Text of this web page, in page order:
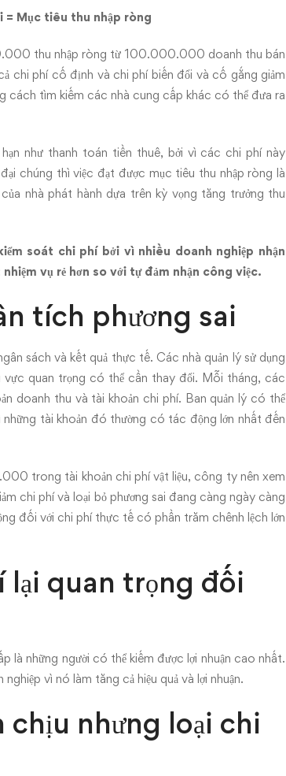
= Mục tiêu thu nhập ròng
thu nhập ròng từ 100.000.000 doanh thu bán
chi phí cố định và chi phí biến đổi và cố gắng giảm
cách tìm kiếm các nhà cung cấp khác có thể đưa ra
như thanh toán tiền thuê, bởi vì các chi phí này
chúng thì việc đạt được mục tiêu thu nhập ròng là
nhà phát hành dựa trên kỳ vọng tăng trưởng thu
soát chi phí bởi vì nhiều doanh nghiệp nhận
vụ rẻ hơn so với tự đảm nhận công việc.
tích phương sai
sách và kết quả thực tế. Các nhà quản lý sử dụng
quan trọng có thể cần thay đổi. Mỗi tháng, các
doanh thu và tài khoản chi phí. Ban quản lý có thể
tài khoản đó thường có tác động lớn nhất đến
trong tài khoản chi phí vật liệu, công ty nên xem
chi phí và loại bỏ phương sai đang càng ngày càng
đối với chi phí thực tế có phần trăm chênh lệch lớn
lại quan trọng đối
là những người có thể kiếm được lợi nhuận cao nhất.
vì nó làm tăng cả hiệu quả và lợi nhuận.
chịu nhưng loại chi